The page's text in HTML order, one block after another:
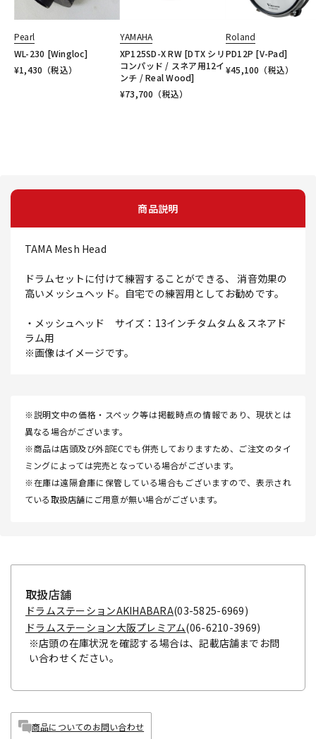
Pearl
WL-230 [Wingloc]
¥1,430 （税込）
YAMAHA
XP125SD-X RW [DTX シリ
コンパッド / スネア用12イ
ンチ / Real Wood]
¥73,700 （税込）
Roland
PD12P [V-Pad]
¥45,100 （税込）
商品説明
TAMA Mesh Head
ドラムセットに付けて練習することができる、 消音効果の
高いメッシュヘッド。自宅での練習用としてお勧めです。
・メッシュヘッド サイズ：13インチタムタム＆スネアド
ラム用
※画像はイメージです。
※説明文中の価格・スペック等は掲載時点の情報であり、現状とは
異なる場合がございます。
※商品は店頭及び外部ECでも併売しておりますため、ご注文のタイ
ミングによっては完売となっている場合がございます。
※在庫は遠隔倉庫に保管している場合もございますので、表示され
ている取扱店舗にご用意が無い場合がございます。
取扱店舗
ドラムステーションAKIHABARA(03-5825-6969)
ドラムステーション大阪プレミアム(06-6210-3969)
※店頭の在庫状況を確認する場合は、記載店舗までお問
い合わせください。
商品についてのお問い合わせ